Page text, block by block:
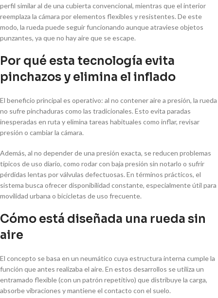
perfil similar al de una cubierta convencional, mientras que el interior
reemplaza la cámara por elementos flexibles y resistentes. De este
modo, la rueda puede seguir funcionando aunque atraviese objetos
punzantes, ya que no hay aire que se escape.
Por qué esta tecnología evita
pinchazos y elimina el inflado
El beneficio principal es operativo: al no contener aire a presión, la rueda
no sufre pinchaduras como las tradicionales. Esto evita paradas
inesperadas en ruta y elimina tareas habituales como inflar, revisar
presión o cambiar la cámara.
Además, al no depender de una presión exacta, se reducen problemas
típicos de uso diario, como rodar con baja presión sin notarlo o sufrir
pérdidas lentas por válvulas defectuosas. En términos prácticos, el
sistema busca ofrecer disponibilidad constante, especialmente útil para
movilidad urbana o bicicletas de uso frecuente.
Cómo está diseñada una rueda sin
aire
El concepto se basa en un neumático cuya estructura interna cumple la
función que antes realizaba el aire. En estos desarrollos se utiliza un
entramado flexible (con un patrón repetitivo) que distribuye la carga,
absorbe vibraciones y mantiene el contacto con el suelo.